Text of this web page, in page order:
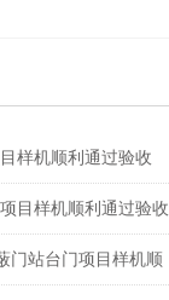
样机顺利通过验收
目样机顺利通过验收
门站台门项目样机顺